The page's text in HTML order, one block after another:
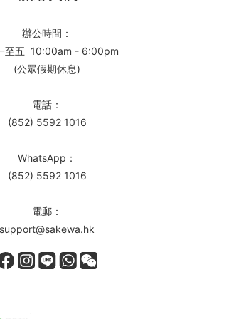
辦公時間：
至五 10:00am - 6:00pm
(公眾假期休息)
電話：
(852) 5592 1016
WhatsApp：
(852) 5592 1016
電郵：
support@sakewa.hk